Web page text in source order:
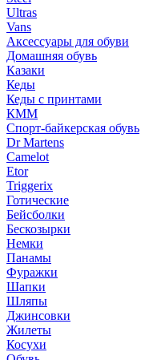
Ultras
Vans
Аксессуары для обуви
Домашняя обувь
Казаки
Кеды
Кеды с принтами
КММ
Спорт-байкерская обувь
Dr Martens
Camelot
Etor
Triggerix
Готические
Бейсболки
Бескозырки
Немки
Панамы
Фуражки
Шапки
Шляпы
Джинсовки
Жилеты
Косухи